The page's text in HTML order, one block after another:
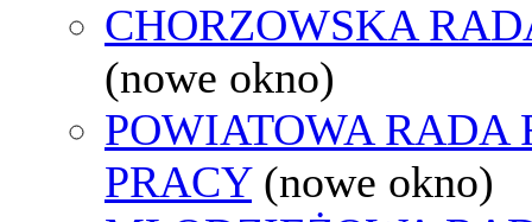
CHORZOWSKA
(nowe okno)
POWIATOWA RADA
PRACY (nowe okno)